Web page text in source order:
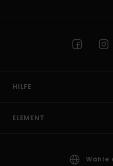
HILFE
ELEMENT
Wähle